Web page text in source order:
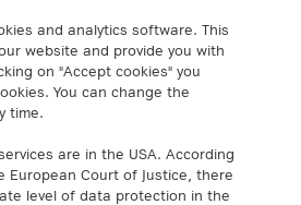
and analytics software. This
website and provide you with
on "Accept cookies" you
You can change the
time.
are in the USA. According
European Court of Justice, there
level of data protection in the